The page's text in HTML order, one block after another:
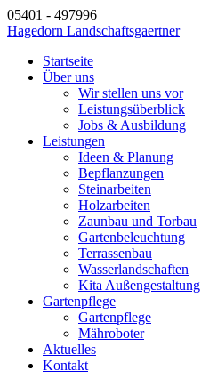
05401 - 497996
Hagedorn Landschaftsgaertner
Startseite
Über uns
Wir stellen uns vor
Leistungsüberblick
Jobs & Ausbildung
Leistungen
Ideen & Planung
Bepflanzungen
Steinarbeiten
Holzarbeiten
Zaunbau und Torbau
Gartenbeleuchtung
Terrassenbau
Wasserlandschaften
Kita Außengestaltung
Gartenpflege
Gartenpflege
Mähroboter
Aktuelles
Kontakt